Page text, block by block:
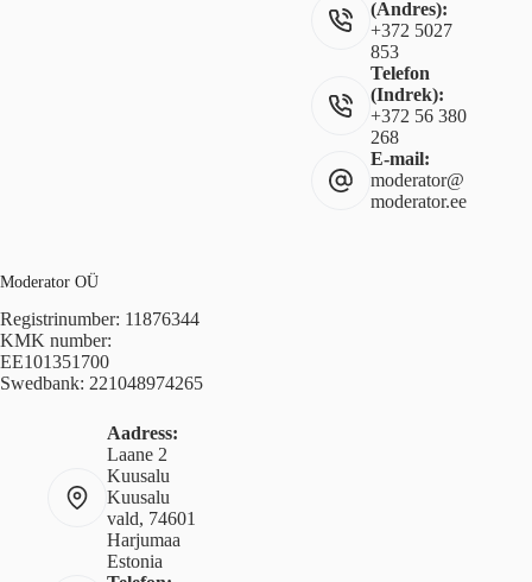
(Andres):
+372 5027
853
Telefon
(Indrek):
+372 56 380
268
E-mail:
moderator@
moderator.ee
Moderator OÜ
Registrinumber: 11876344
KMK number:
EE101351700
Swedbank: 221048974265
Aadress:
Laane 2
Kuusalu
Kuusalu
vald, 74601
Harjumaa
Estonia